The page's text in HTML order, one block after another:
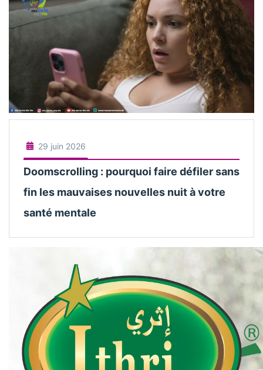
29 juin 2026
Doomscrolling : pourquoi faire défiler sans
fin les mauvaises nouvelles nuit à votre
santé mentale